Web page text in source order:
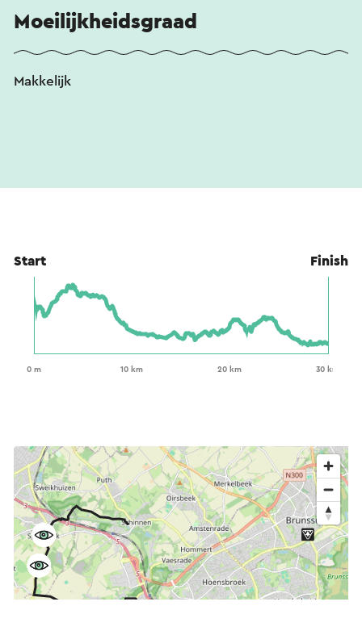
Moeilijkheidsgraad
Makkelijk
Start Finish